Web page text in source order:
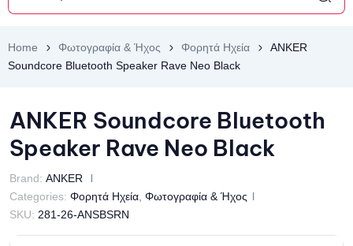
Home Φωτογραφία & Ήχος Φορητά Ηχεία
ANKER
Soundcore Bluetooth Speaker Rave Neo Black
ANKER Soundcore Bluetooth
Speaker Rave Neo Black
Brand: ANKER
Categories: Φορητά Ηχεία Φωτογραφία & Ήχος
SKU: 281-26-ANSBSRN